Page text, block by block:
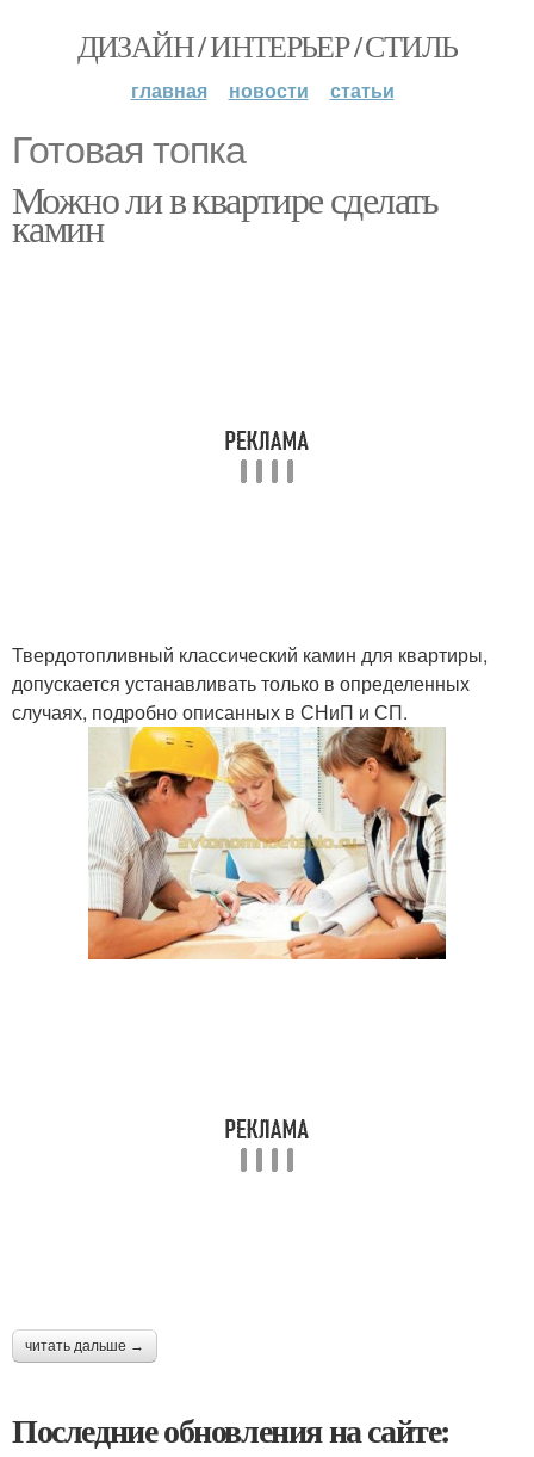
ДИЗАЙН / ИНТЕРЬЕР / СТИЛЬ
главная новости статьи
Готовая топка
Можно ли в квартире сделать
камин
Твердотопливный классический камин для квартиры,
допускается устанавливать только в определенных
случаях, подробно описанных в СНиП и СП.
читать дальше →
Последние обновления на сайте: